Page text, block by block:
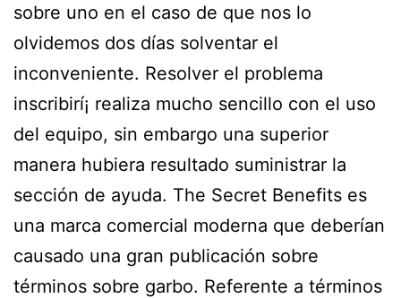
sobre uno en el caso de que nos lo
olvidemos dos días solventar el
inconveniente. Resolver el problema
inscribirí¡ realiza mucho sencillo con el uso
del equipo, sin embargo una superior
manera hubiera resultado suministrar la
sección de ayuda. The Secret Benefits es
una marca comercial moderna que deberían
causado una gran publicación sobre
términos sobre garbo. Referente a términos